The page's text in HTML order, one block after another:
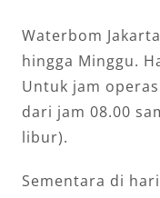
Waterbom
hingga Minggu.
Untuk jam
dari jam 08.00
libur).
Sementara di